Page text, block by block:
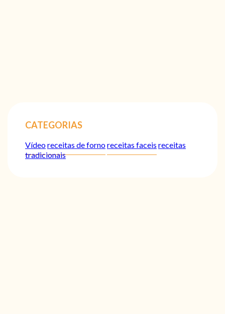
CATEGORIAS
Vídeoreceitas de fornoreceitas faceis receitas
tradicionais